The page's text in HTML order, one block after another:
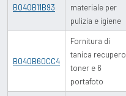
B040B11B93
materiale per
pulizia e igiene
B040B60CC4
Fornitura di
tanica recupero
toner e 6
portafoto